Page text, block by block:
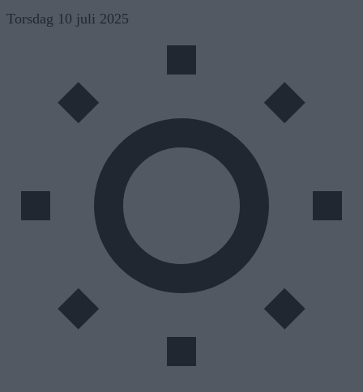
Skip
Torsdag 10 juli 2025